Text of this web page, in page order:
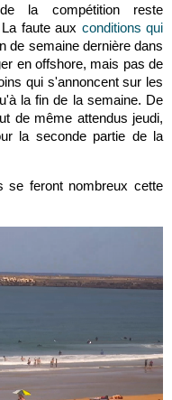
la compétition reste
faute aux conditions qui
de semaine dernière dans
en offshore, mais pas de
qui s'annoncent sur les
la fin de la semaine. De
de même attendus jeudi,
la seconde partie de la
feront nombreux cette